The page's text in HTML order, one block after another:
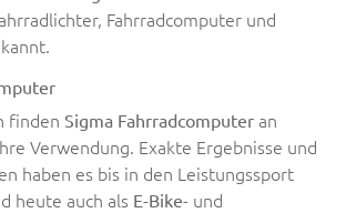
Fahrradcomputer und
finden Sigma Fahrradcomputer an
Verwendung. Exakte Ergebnisse und
haben es bis in den Leistungssport
heute auch als E-Bike- und